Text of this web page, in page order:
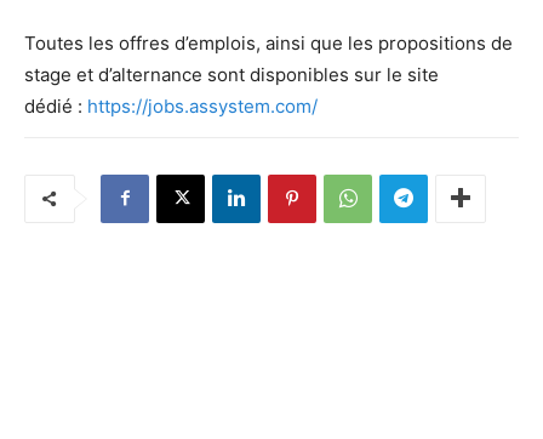
Toutes les offres d’emplois, ainsi que les propositions de
stage et d’alternance sont disponibles sur le site
dédié : https://jobs.assystem.com/